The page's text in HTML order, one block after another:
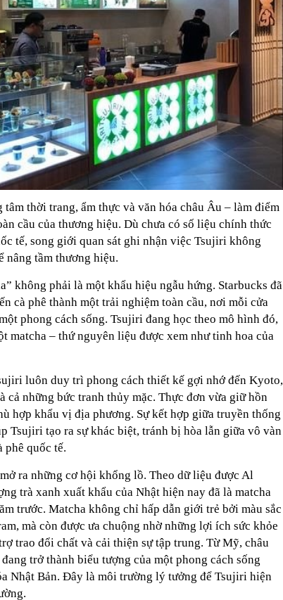
thời trang, ẩm thực và văn hóa châu Âu – làm điểm
cầu của thương hiệu. Dù chưa có số liệu chính thức
tế, song giới quan sát ghi nhận việc Tsujiri không
nâng tầm thương hiệu.
không phải là một khẩu hiệu ngẫu hứng. Starbucks đã
cà phê thành một trải nghiệm toàn cầu, nơi mỗi cửa
phong cách sống. Tsujiri đang học theo mô hình đó,
matcha – thứ nguyên liệu được xem như tinh hoa của
luôn duy trì phong cách thiết kế gợi nhớ đến Kyoto,
cả những bức tranh thủy mặc. Thực đơn vừa giữ hồn
hợp khẩu vị địa phương. Sự kết hợp giữa truyền thống
Tsujiri tạo ra sự khác biệt, tránh bị hòa lẫn giữa vô vàn
phê quốc tế.
ra những cơ hội khổng lồ. Theo dữ liệu được Al
trà xanh xuất khẩu của Nhật hiện nay đã là matcha
trước. Matcha không chỉ hấp dẫn giới trẻ bởi màu sắc
mà còn được ưa chuộng nhờ những lợi ích sức khỏe
trao đổi chất và cải thiện sự tập trung. Từ Mỹ, châu
trở thành biểu tượng của một phong cách sống
Nhật Bản. Đây là môi trường lý tưởng để Tsujiri hiện